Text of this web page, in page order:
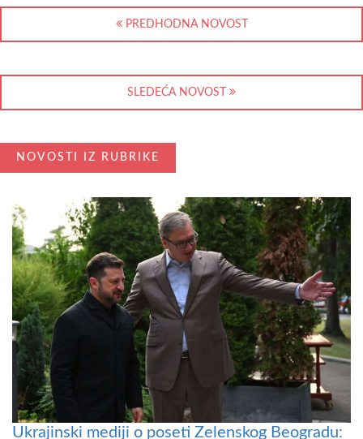
PREDHODNA NOVOST
SLEDEĆA NOVOST
NOVOSTI IZ RUBRIKE
Ukrajinski mediji o poseti Zelenskog Beogradu: